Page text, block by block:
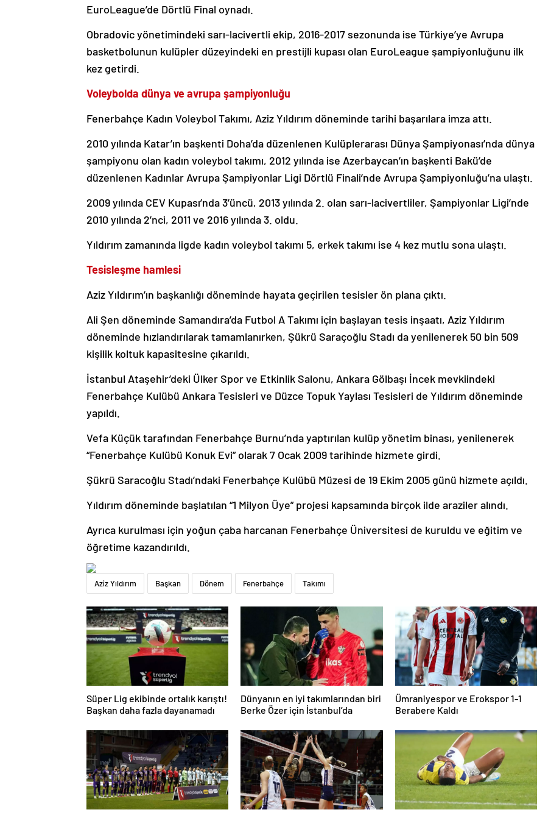
EuroLeague’de Dörtlü Final oynadı.
Obradovic yönetimindeki sarı-lacivertli ekip, 2016-2017 sezonunda ise Türkiye’ye Avrupa
basketbolunun kulüpler düzeyindeki en prestijli kupası olan EuroLeague şampiyonluğunu ilk
kez getirdi.
Voleybolda dünya ve avrupa şampiyonluğu
Fenerbahçe Kadın Voleybol Takımı, Aziz Yıldırım döneminde tarihi başarılara imza attı.
2010 yılında Katar’ın başkenti Doha’da düzenlenen Kulüplerarası Dünya Şampiyonası’nda dünya
şampiyonu olan kadın voleybol takımı, 2012 yılında ise Azerbaycan’ın başkenti Bakü’de
düzenlenen Kadınlar Avrupa Şampiyonlar Ligi Dörtlü Finali’nde Avrupa Şampiyonluğu’na ulaştı.
2009 yılında CEV Kupası’nda 3’üncü, 2013 yılında 2. olan sarı-lacivertliler, Şampiyonlar Ligi’nde
2010 yılında 2’nci, 2011 ve 2016 yılında 3. oldu.
Yıldırım zamanında ligde kadın voleybol takımı 5, erkek takımı ise 4 kez mutlu sona ulaştı.
Tesisleşme hamlesi
Aziz Yıldırım’ın başkanlığı döneminde hayata geçirilen tesisler ön plana çıktı.
Ali Şen döneminde Samandıra’da Futbol A Takımı için başlayan tesis inşaatı, Aziz Yıldırım
döneminde hızlandırılarak tamamlanırken, Şükrü Saraçoğlu Stadı da yenilenerek 50 bin 509
kişilik koltuk kapasitesine çıkarıldı.
İstanbul Ataşehir’deki Ülker Spor ve Etkinlik Salonu, Ankara Gölbaşı İncek mevkiindeki
Fenerbahçe Kulübü Ankara Tesisleri ve Düzce Topuk Yaylası Tesisleri de Yıldırım döneminde
yapıldı.
Vefa Küçük tarafından Fenerbahçe Burnu’nda yaptırılan kulüp yönetim binası, yenilenerek
“Fenerbahçe Kulübü Konuk Evi” olarak 7 Ocak 2009 tarihinde hizmete girdi.
Şükrü Saracoğlu Stadı’ndaki Fenerbahçe Kulübü Müzesi de 19 Ekim 2005 günü hizmete açıldı.
Yıldırım döneminde başlatılan “1 Milyon Üye” projesi kapsamında birçok ilde araziler alındı.
Ayrıca kurulması için yoğun çaba harcanan Fenerbahçe Üniversitesi de kuruldu ve eğitim ve
öğretime kazandırıldı.
Aziz Yıldırım Başkan Dönem Fenerbahçe Takımı
Süper Lig ekibinde ortalık karıştı!
Başkan daha fazla dayanamadı
Dünyanın en iyi takımlarından biri
Berke Özer için İstanbul’da
Ümraniyespor ve Erokspor 1-1
Berabere Kaldı